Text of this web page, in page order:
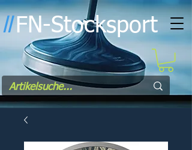
ll FN-Stocksport